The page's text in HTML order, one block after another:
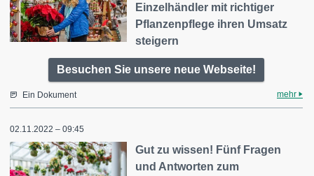
Einzelhändler mit richtiger
Pflanzenpflege ihren Umsatz
steigern
Besuchen Sie unsere neue Webseite!
Ein Dokument mehr
02.11.2022 – 09:45
Gut zu wissen! Fünf Fragen
und Antworten zum